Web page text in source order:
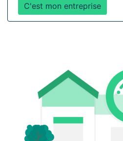
C'est mon entreprise